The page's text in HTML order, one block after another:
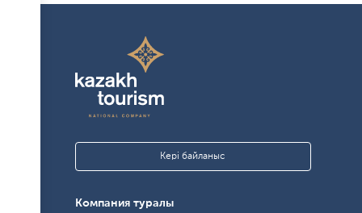
Кері байланыс
Компания туралы